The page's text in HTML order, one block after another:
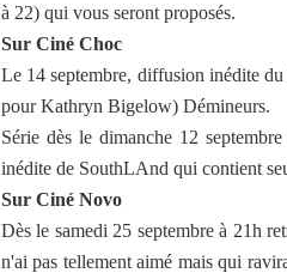
à 22) qui vous seront proposés.
Sur Ciné Choc
Le 14 septembre, diffusion inédite
pour Kathryn Bigelow) Démineurs.
Série dès le dimanche 12
inédite de SouthLAnd qui contient
Sur Ciné Novo
Dès le samedi 25 septembre à 21h
n'ai pas tellement aimé mais qui